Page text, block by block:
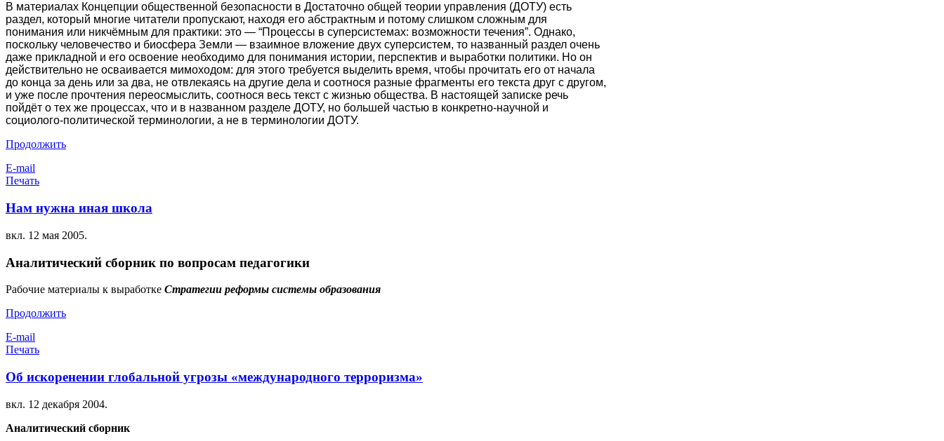
В материалах Концепции общественной безопасности в Достаточно общей теории управления (ДОТУ) есть
раздел, который многие читатели пропускают, находя его абстрактным и потому слишком сложным для
понимания или никчёмным для практики: это — “Процессы в суперсистемах: возможности течения”. Однако,
поскольку человечество и биосфера Земли — взаимное вложение двух суперсистем, то названный раздел очень
даже прикладной и его освоение необходимо для понимания истории, перспектив и выработки политики. Но он
действительно не осваивается мимоходом: для этого требуется выделить время, чтобы прочитать его от начала
до конца за день или за два, не отвлекаясь на другие дела и соотнося разные фрагменты его текста друг с другом,
и уже после прочтения переосмыслить, соотнося весь текст с жизнью общества. В настоящей записке речь
пойдёт о тех же процессах, что и в названном разделе ДОТУ, но большей частью в конкретно-научной и
социолого-поли­ти­ческой терминологии, а не в терминологии ДОТУ.
Продолжить
E-mail
Печать
Нам нужна иная школа
вкл. 12 мая 2005.
Аналитический сборник по вопросам педагогики
Рабочие материалы к выработке Стратегии реформы системы образования
Продолжить
E-mail
Печать
Об иcкоренении глобальной угрозы «международного терроризма»
вкл. 12 декабря 2004.
Аналитический сборник